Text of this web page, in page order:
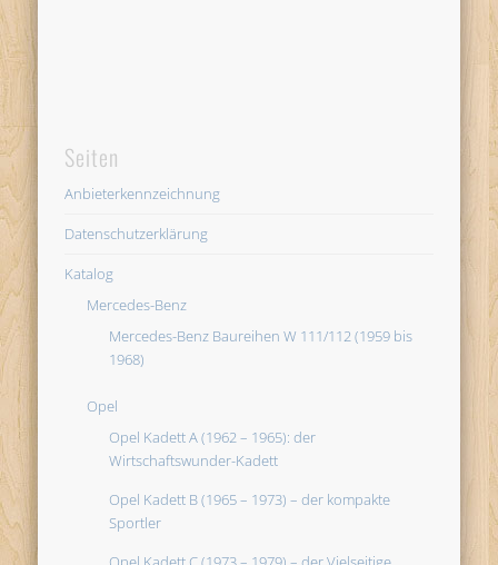
Seiten
Anbieterkennzeichnung
Datenschutzerklärung
Katalog
Mercedes-Benz
Mercedes-Benz Baureihen W 111/112 (1959 bis
1968)
Opel
Opel Kadett A (1962 – 1965): der
Wirtschaftswunder-Kadett
Opel Kadett B (1965 – 1973) – der kompakte
Sportler